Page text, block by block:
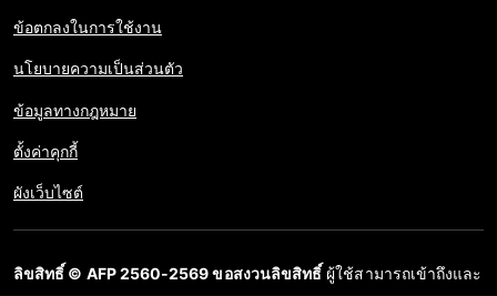
ข้อตกลงในการใช้งาน
นโยบายความเป็นส่วนตัว
ข้อมูลทางกฎหมาย
ตั้งค่าคุกกี้
ผังเว็บไซต์
ลิขสิทธิ์ © AFP 2560-2569 ขอสงวนลิขสิทธิ์ ผู้ใช้สามารถเข้าถึงและ